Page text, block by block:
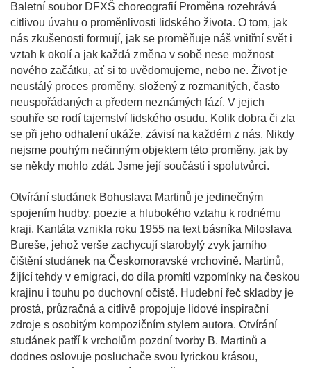
Baletní soubor DFXŠ choreografií Proměna rozehrává
citlivou úvahu o proměnlivosti lidského života. O tom, jak
nás zkušenosti formují, jak se proměňuje náš vnitřní svět i
vztah k okolí a jak každá změna v sobě nese možnost
nového začátku, ať si to uvědomujeme, nebo ne. Život je
neustálý proces proměny, složený z rozmanitých, často
neuspořádaných a předem neznámých fází. V jejich
souhře se rodí tajemství lidského osudu. Kolik dobra či zla
se při jeho odhalení ukáže, závisí na každém z nás. Nikdy
nejsme pouhým nečinným objektem této proměny, jak by
se někdy mohlo zdát. Jsme její součástí i spolutvůrci.
Otvírání studánek Bohuslava Martinů je jedinečným
spojením hudby, poezie a hlubokého vztahu k rodnému
kraji. Kantáta vznikla roku 1955 na text básníka Miloslava
Bureše, jehož verše zachycují starobylý zvyk jarního
čištění studánek na Českomoravské vrchovině. Martinů,
žijící tehdy v emigraci, do díla promítl vzpomínky na českou
krajinu i touhu po duchovní očistě. Hudební řeč skladby je
prostá, průzračná a citlivě propojuje lidové inspirační
zdroje s osobitým kompozičním stylem autora. Otvírání
studánek patří k vrcholům pozdní tvorby B. Martinů a
dodnes oslovuje posluchače svou lyrickou krásou,